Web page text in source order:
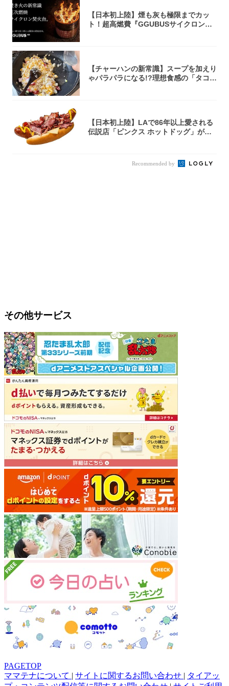
【日本初上陸】煙も灰も極限までカッ
ト！超高燃費『GGUBUSサイクロン焚
【チャーハンの新常識】スープを加えり
ゃパラパラになる!?理想食感の「タコチ
【日本初上陸】LAで86年以上愛される
伝説店「ピンクス ホットドッグ」が年
Recommended by
その他サービス
PAGETOP
ママテナについて | サイトに関するお問い合わせ | タイアッ